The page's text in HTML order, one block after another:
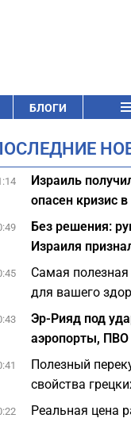
БЛОГИ
Израиль
опасен кризис
Без решения:
Израиля
Самая
для вашего
Эр-Рияд под
аэропорты, ПВО
Полезный
свойства
Реальная цена